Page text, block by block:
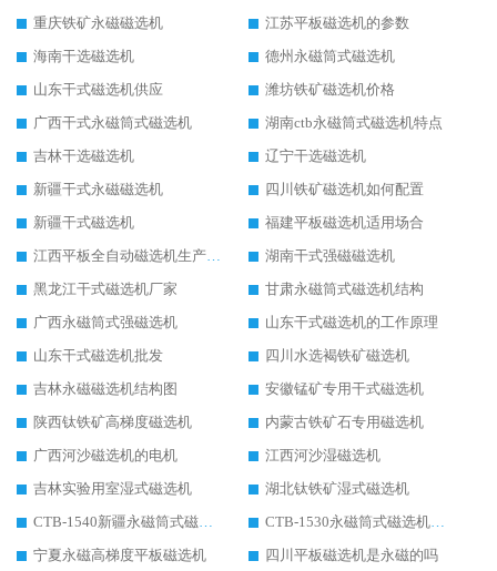
重庆铁矿永磁磁选机
江苏平板磁选机的参数
海南干选磁选机
德州永磁筒式磁选机
山东干式磁选机供应
潍坊铁矿磁选机价格
广西干式永磁筒式磁选机
湖南ctb永磁筒式磁选机特点
吉林干选磁选机
辽宁干选磁选机
新疆干式永磁磁选机
四川铁矿磁选机如何配置
新疆干式磁选机
福建平板磁选机适用场合
江西平板全自动磁选机生产厂家
湖南干式强磁磁选机
黑龙江干式磁选机厂家
甘肃永磁筒式磁选机结构
广西永磁筒式强磁选机
山东干式磁选机的工作原理
山东干式磁选机批发
四川水选褐铁矿磁选机
吉林永磁磁选机结构图
安徽锰矿专用干式磁选机
陕西钛铁矿高梯度磁选机
内蒙古铁矿石专用磁选机
广西河沙磁选机的电机
江西河沙湿磁选机
吉林实验用室湿式磁选机
湖北钛铁矿湿式磁选机
CTB-1540新疆永磁筒式磁选机
CTB-1530永磁筒式磁选机代理商
宁夏永磁高梯度平板磁选机
四川平板磁选机是永磁的吗